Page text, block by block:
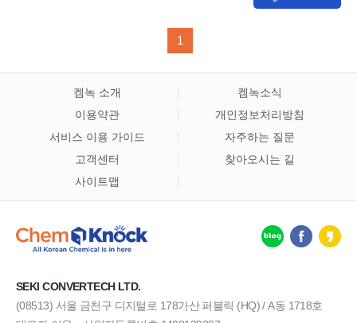
1
켐녹 소개
켐녹소식
이용약관
개인정보처리방침
서비스 이용 가이드
자주하는 질문
고객센터
찾아오시는 길
사이트맵
SEKI CONVERTECH LTD.
(08513) 서울 금천구 디지털로 178가산 퍼블릭 (HQ) / A동 1718호